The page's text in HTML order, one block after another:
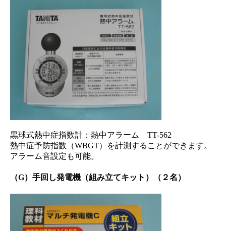
黒球式熱中症指数計：熱中アラーム TT-562
熱中症予防指数（WBGT）を計測することができます。
アラーム音設定も可能。
（G）手回し発電機（組み立てキット）（２名）